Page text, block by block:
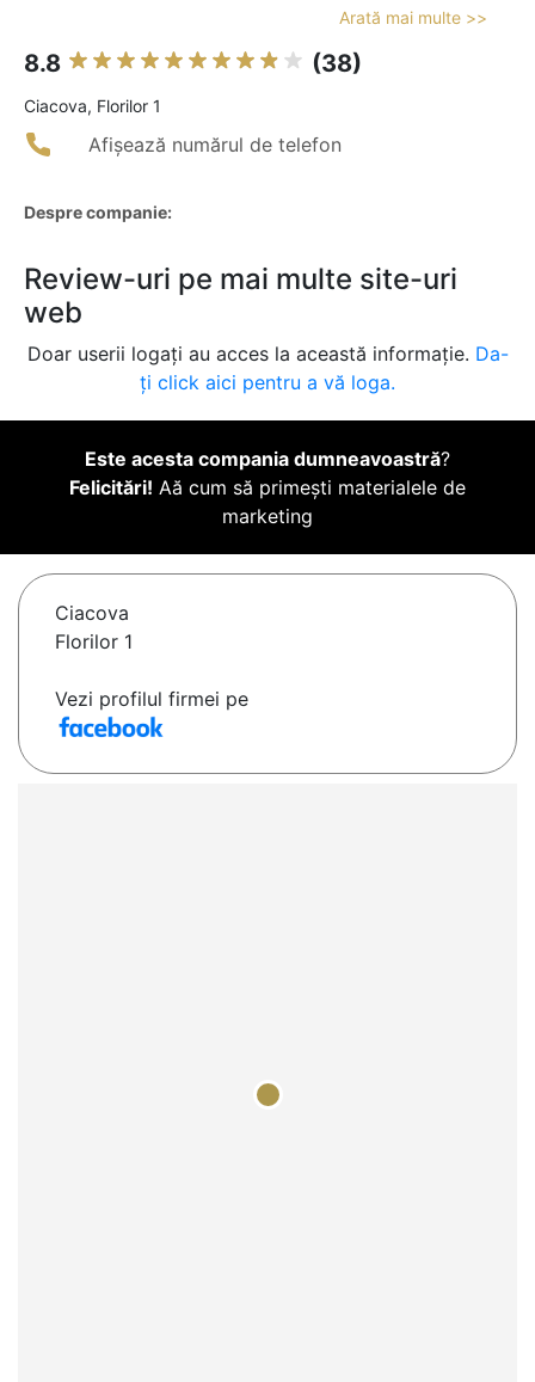
Arată mai multe >>
8.8 (38)
Ciacova, Florilor 1
Afișează numărul de telefon
Despre companie:
Review-uri pe mai multe site-uri
web
Doar userii logați au acces la această informație. Da-
ți click aici pentru a vă loga.
Este acesta compania dumneavoastră?
Felicitări! Aă cum să primești materialele de
marketing
Ciacova
Florilor 1
Vezi profilul firmei pe